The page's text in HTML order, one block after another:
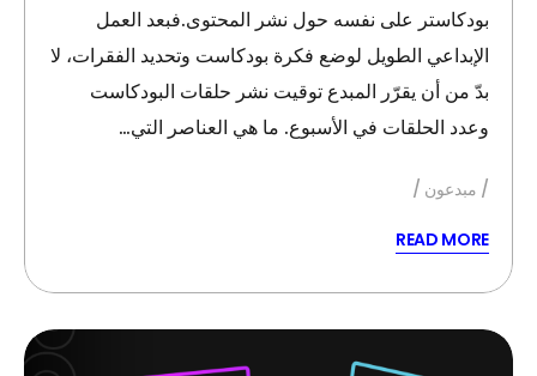
بودكاستر على نفسه حول نشر المحتوى.فبعد العمل
الإبداعي الطويل لوضع فكرة بودكاست وتحديد الفقرات، لا
بدّ من أن يقرّر المبدع توقيت نشر حلقات البودكاست
وعدد الحلقات في الأسبوع. ما هي العناصر التي…
مبدعون
READ MORE